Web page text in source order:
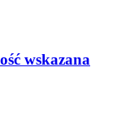
wskazana